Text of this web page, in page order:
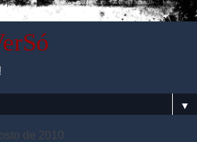
▼
de 2010